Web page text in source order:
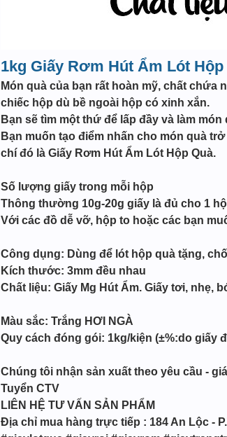
1kg Giấy Rơm Hút Ẩm Lót Hộp
Món quà của bạn rất hoàn mỹ, chất
chiếc hộp dù bề ngoài hộp có xinh xắn.
Bạn sẽ tìm một thứ để lấp đầy và làm
Bạn muốn tạo điểm nhấn cho món quà
chí đó là Giấy Rơm Hút Ẩm Lót Hộp Quà.
Số lượng giấy trong mỗi hộp
Thông thường 10g-20g giấy là đủ cho 1
Với các đồ dễ vỡ, hộp to hoặc các bạn
Công dụng: Dùng để lót hộp quà tặng,
Kích thước: 3mm đều nhau
Chất liệu: Giấy Mg Hút Ẩm. Giấy tơi, nhẹ,
Màu sắc: Trắng HƠI NGÀ
Quy cách đóng gói: 1kg/kiện (±%:do giấy
Chúng tôi nhận sản xuất theo yêu cầu -
Tuyển CTV
LIÊN HỆ TƯ VẤN SẢN PHẨM
Địa chỉ mua hàng trực tiếp : 184 An Lộc -